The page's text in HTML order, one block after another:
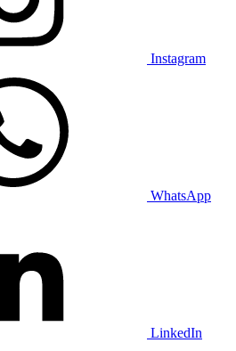
Instagram
WhatsApp
LinkedIn